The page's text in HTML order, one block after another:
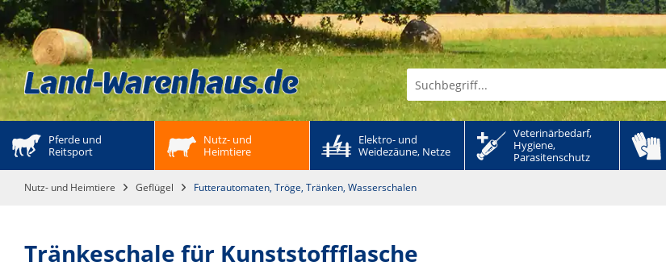
Pferde und
Reitsport
Nutz- und
Heimtiere
Elektro- und
Weidezäune, Netze
Veterinärbedarf,
Hygiene,
Parasitenschutz
Nutz- und Heimtiere Geflügel Futterautomaten, Tröge, Tränken, Wasserschalen
Tränkeschale für Kunststoffflasche